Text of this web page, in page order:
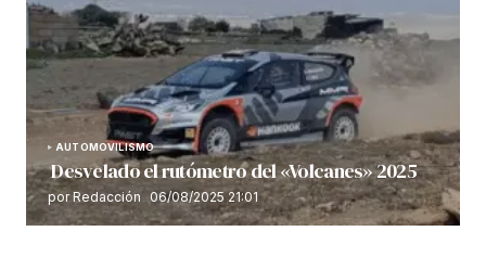
AUTOMOVILISMO
Desvelado el rutómetro del «Volcanes» 2025
por Redacción 06/08/2025 21:01